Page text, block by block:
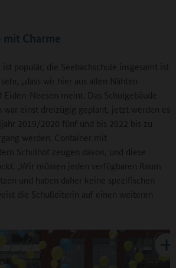
mit Charme
populär, die Seebachschule insgesamt ist
„dass wir hier aus allen Nähten
Eiden-Neesen meint. Das Schulgebäude
war einst dreizügig geplant, jetzt werden es
2019/2020 fünf und bis 2022 bis zu
werden. Container mit
Schulhof zeugen davon, und diese
„Wir müssen jeden verfügbaren Raum
und haben daher keine spezifischen
die Schulleiterin auf einen weiteren